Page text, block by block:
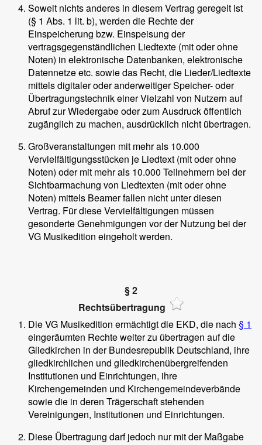
Soweit nichts anderes in diesem Vertrag geregelt ist
(§ 1 Abs. 1 lit. b), werden die Rechte der
Einspeicherung bzw. Einspeisung der
vertragsgegenständlichen Liedtexte (mit oder ohne
Noten) in elektronische Datenbanken, elektronische
Datennetze etc. sowie das Recht, die Lieder/Liedtexte
mittels digitaler oder anderweitiger Speicher- oder
Übertragungstechnik einer Vielzahl von Nutzern auf
Abruf zur Wiedergabe oder zum Ausdruck öffentlich
zugänglich zu machen, ausdrücklich nicht übertragen.
Großveranstaltungen mit mehr als 10.000
Vervielfältigungsstücken je Liedtext (mit oder ohne
Noten) oder mit mehr als 10.000 Teilnehmern bei der
Sichtbarmachung von Liedtexten (mit oder ohne
Noten) mittels Beamer fallen nicht unter diesen
Vertrag. Für diese Vervielfältigungen müssen
gesonderte Genehmigungen vor der Nutzung bei der
VG Musikedition eingeholt werden.
§ 2
Rechtsübertragung
Die VG Musikedition ermächtigt die EKD, die nach § 1
eingeräumten Rechte weiter zu übertragen auf die
Gliedkirchen in der Bundesrepublik Deutschland, ihre
gliedkirchlichen und gliedkirchenübergreifenden
Institutionen und Einrichtungen, ihre
Kirchengemeinden und Kirchengemeindeverbände
sowie die in deren Trägerschaft stehenden
Vereinigungen, Institutionen und Einrichtungen.
Diese Übertragung darf jedoch nur mit der Maßgabe